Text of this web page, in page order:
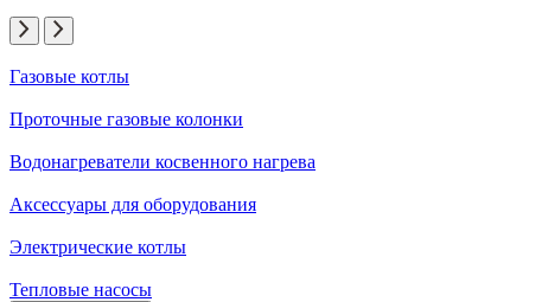
Газовые котлы
Проточные газовые колонки
Водонагреватели косвенного нагрева
Аксессуары для оборудования
Электрические котлы
Тепловые насосы